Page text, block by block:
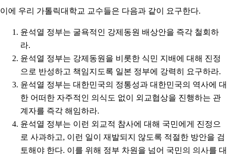
이에 우리 가톨릭대학교 교수들은 다음과 같이 요구한다.
윤석열 정부는 굴욕적인 강제동원 배상안을 즉각 철회하
라.
윤석열 정부는 강제동원을 비롯한 식민 지배에 대해 진정
으로 반성하고 책임지도록 일본 정부에 강력히 요구하라.
윤석열 정부는 대한민국의 정통성과 대한민국의 역사에 대
한 어떠한 자주적인 의식도 없이 외교협상을 진행하는 관
계자를 즉각 해임하라.
윤석열 정부는 이런 외교적 참사에 대해 국민에게 진정으
로 사과하고, 이런 일이 재발되지 않도록 적절한 방안을 검
토해야 한다. 이를 위해 정부 차원을 넘어 국민의 의사를 대